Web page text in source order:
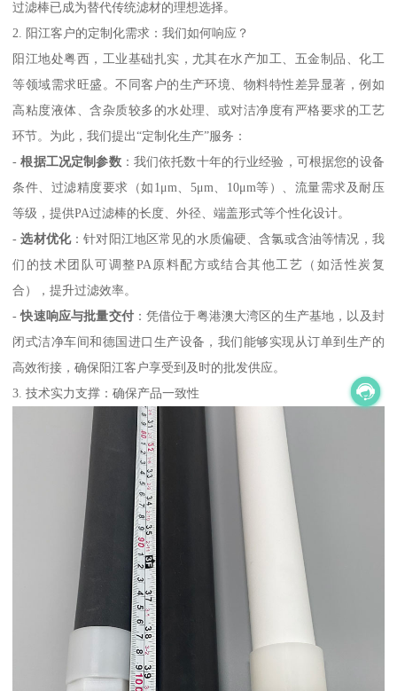
过滤棒已成为替代传统滤材的理想选择。
2. 阳江客户的定制化需求：我们如何响应？
阳江地处粤西，工业基础扎实，尤其在水产加工、五金制品、化工
等领域需求旺盛。不同客户的生产环境、物料特性差异显著，例如
高粘度液体、含杂质较多的水处理、或对洁净度有严格要求的工艺
环节。为此，我们提出“定制化生产”服务：
-根据工况定制参数：我们依托数十年的行业经验，可根据您的设备
条件、过滤精度要求（如1μm、5μm、10μm等）、流量需求及耐压
等级，提供PA过滤棒的长度、外径、端盖形式等个性化设计。
-选材优化：针对阳江地区常见的水质偏硬、含氯或含油等情况，我
们的技术团队可调整PA原料配方或结合其他工艺（如活性炭复
合），提升过滤效率。
-快速响应与批量交付：凭借位于粤港澳大湾区的生产基地，以及封
闭式洁净车间和德国进口生产设备，我们能够实现从订单到生产的
高效衔接，确保阳江客户享受到及时的批发供应。
3. 技术实力支撑：确保产品一致性